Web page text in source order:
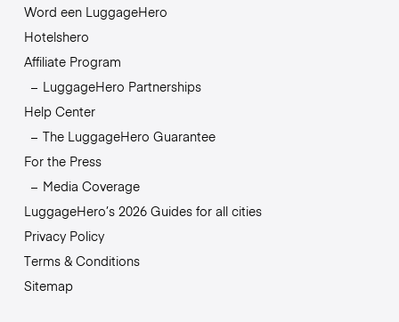
Word een LuggageHero
Hotelshero
Affiliate Program
LuggageHero Partnerships
Help Center
The LuggageHero Guarantee
For the Press
Media Coverage
LuggageHero’s 2026 Guides for all cities
Privacy Policy
Terms & Conditions
Sitemap